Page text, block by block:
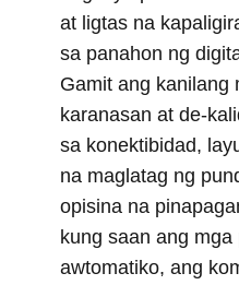
at ligtas na
sa panahon ng
Gamit ang kanilang
karanasan at de-
sa konektibidad,
na maglatag ng
opisina na
kung saan ang mga
awtomatiko, ang